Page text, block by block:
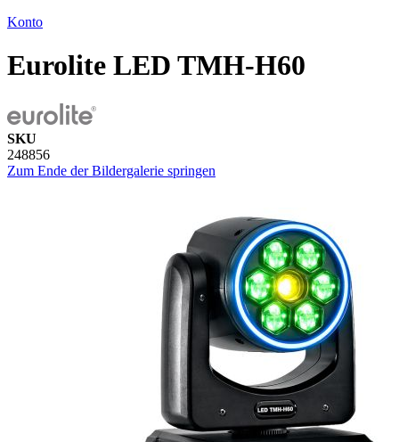
Konto
Eurolite LED TMH-H60
SKU
248856
Zum Ende der Bildergalerie springen